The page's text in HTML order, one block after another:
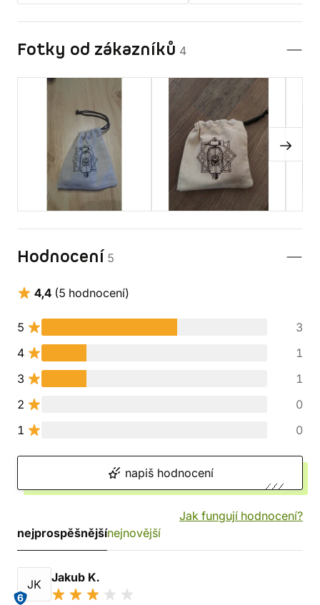
Fotky od zákazníků 4
Hodnocení 5
4,4 (5 hodnocení)
5
3
4
1
3
1
2
0
1
0
napiš hodnocení
Jak fungují hodnocení?
nejprospěšnějšínejnovější
JK
6
Jakub K.